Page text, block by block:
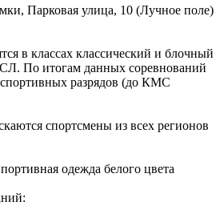
Парковая улица, 10 (Лучное поле)
в классах классический и блочный
По итогам данных соревнований
разрядов (до КМС
спортсмены из всех регионов
одежда белого цвета